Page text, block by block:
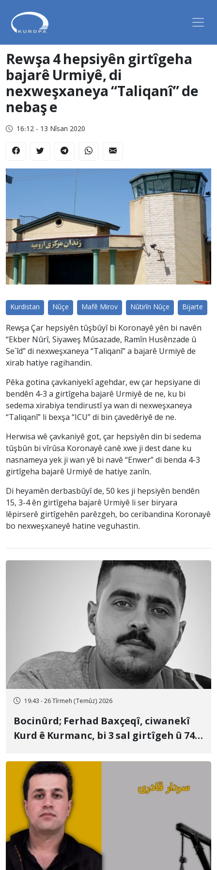
Rewşa 4 hepsiyên girtîgeha
bajarê Urmiyê, di
nexweşxaneya “Taliqanî” de
nebaş e
16:12 - 13 Nîsan 2020
Kurdistan Nûçe Mafê Mirov Nûtirîn Nûçe Bijarte
Rewşa Çar hepsiyên tûşbûyî bi Koronayê yên bi navên
“Ekber Nûrî, Siyaweş Mûsazade, Ramîn Husênzade û
Se`îd” di nexweşxaneya “Taliqanî” a bajarê Urmiyê de
xirab hatiye ragihandin.
Pêka gotina çavkaniyekî agehdar, ew çar hepsiyane di
bendên 4-3 a girtîgeha bajarê Urmiyê de ne, ku bi
sedema xirabiya tendirustî ya wan di nexweşxaneya
“Taliqanî” li bexşa “ICU” di bin çavedêriyê de ne.
Herwisa wê çavkaniyê got, çar hepsiyên din bi sedema
tûşbûn bi vîrûsa Koronayê canê xwe ji dest dane ku
nasnameya yek ji wan yê bi navê “Enwer” di benda 4-3
girtîgeha bajarê Urmiyê de hatiye zanîn.
Di heyamên derbasbûyî de, 50 kes ji hepsiyên bendên
15, 3-4 ên girtîgeha bajarê Urmiyê li ser biryara
lêpirserê girtîgehên parêzgeh, bo ceribandina Koronayê
bo nexweşxaneyê hatine veguhastin.
19:43 - 26 Tîrmeh (Temûz) 2026
Bocinûrd; Ferhad Baxçeqî, ciwanekî
Kurd ê Kurmanc, bi 3 sal girtîgeh û 74